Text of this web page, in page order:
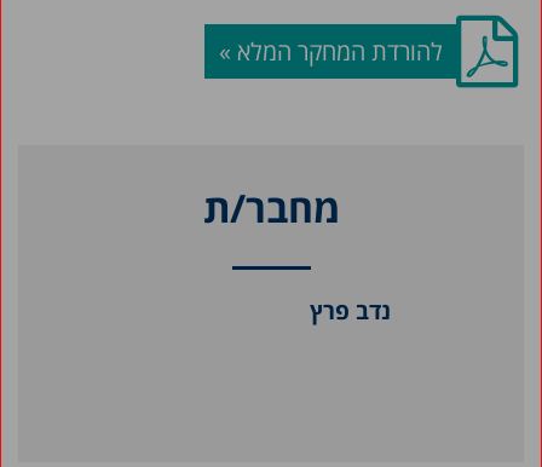
להורדת המחקר המלא »
מחבר/ת
נדב פרץ